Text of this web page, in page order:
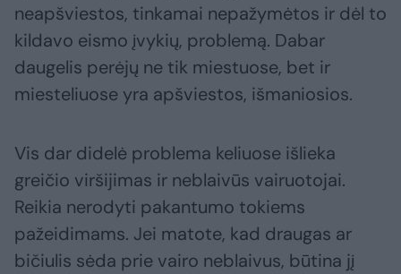
neapšviestos, tinkamai nepažymėtos ir dėl to
kildavo eismo įvykių, problemą. Dabar
daugelis perėjų ne tik miestuose, bet ir
miesteliuose yra apšviestos, išmaniosios.
Vis dar didelė problema keliuose išlieka
greičio viršijimas ir neblaivūs vairuotojai.
Reikia nerodyti pakantumo tokiems
pažeidimams. Jei matote, kad draugas ar
bičiulis sėda prie vairo neblaivus, būtina jį